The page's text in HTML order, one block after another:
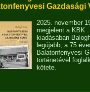
Gazdasági
2025. november
megjelent a KBK
kiadásában
legújabb, a 75
Balatonfenyvesi
történetével
kötete.